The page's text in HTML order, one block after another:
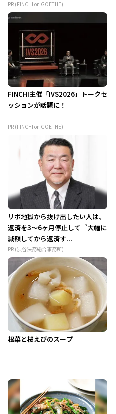
PR (FINCHI on GOETHE)
FINCHI主催「IVS2026」トークセ
ッションが話題に！
PR (FINCHI on GOETHE)
リボ地獄から抜け出したい人は、
返済を3～6ヶ月停止して『大幅に
減額してから返済す...
PR (渋谷法務総合事務所)
根菜と桜えびのスープ